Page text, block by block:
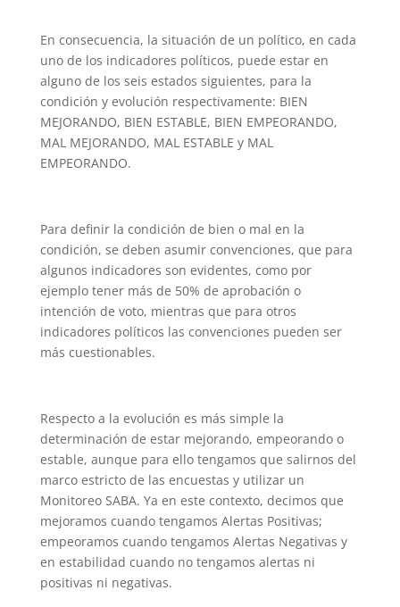
En consecuencia, la situación de un político, en cada
uno de los indicadores políticos, puede estar en
alguno de los seis estados siguientes, para la
condición y evolución respectivamente: BIEN
MEJORANDO, BIEN ESTABLE, BIEN EMPEORANDO,
MAL MEJORANDO, MAL ESTABLE y MAL
EMPEORANDO.
Para definir la condición de bien o mal en la
condición, se deben asumir convenciones, que para
algunos indicadores son evidentes, como por
ejemplo tener más de 50% de aprobación o
intención de voto, mientras que para otros
indicadores políticos las convenciones pueden ser
más cuestionables.
Respecto a la evolución es más simple la
determinación de estar mejorando, empeorando o
estable, aunque para ello tengamos que salirnos del
marco estricto de las encuestas y utilizar un
Monitoreo SABA. Ya en este contexto, decimos que
mejoramos cuando tengamos Alertas Positivas;
empeoramos cuando tengamos Alertas Negativas y
en estabilidad cuando no tengamos alertas ni
positivas ni negativas.